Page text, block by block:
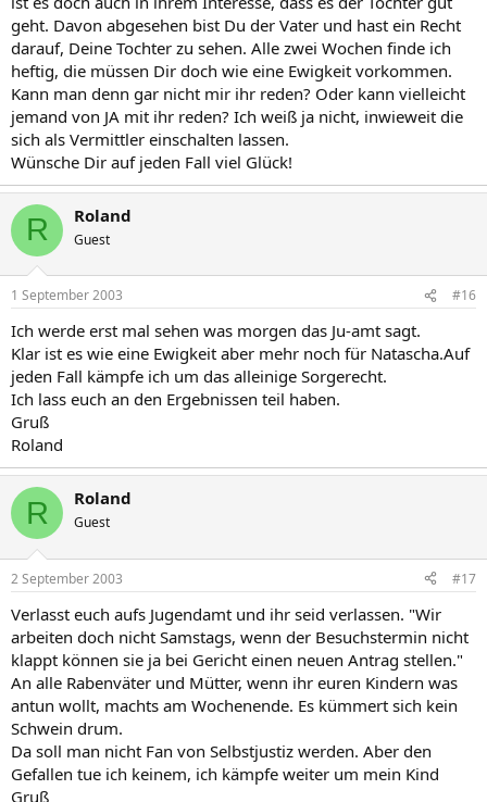
geht. Davon abgesehen bist Du der Vater und hast ein Recht
darauf, Deine Tochter zu sehen. Alle zwei Wochen finde ich
heftig, die müssen Dir doch wie eine Ewigkeit vorkommen.
Kann man denn gar nicht mir ihr reden? Oder kann vielleicht
jemand von JA mit ihr reden? Ich weiß ja nicht, inwieweit die
sich als Vermittler einschalten lassen.
Wünsche Dir auf jeden Fall viel Glück!
R Roland
Guest
1 September 2003 #16
Ich werde erst mal sehen was morgen das Ju-amt sagt.
Klar ist es wie eine Ewigkeit aber mehr noch für Natascha.Auf
jeden Fall kämpfe ich um das alleinige Sorgerecht.
Ich lass euch an den Ergebnissen teil haben.
Gruß
Roland
R Roland
Guest
2 September 2003 #17
Verlasst euch aufs Jugendamt und ihr seid verlassen. "Wir
arbeiten doch nicht Samstags, wenn der Besuchstermin nicht
klappt können sie ja bei Gericht einen neuen Antrag stellen."
An alle Rabenväter und Mütter, wenn ihr euren Kindern was
antun wollt, machts am Wochenende. Es kümmert sich kein
Schwein drum.
Da soll man nicht Fan von Selbstjustiz werden. Aber den
Gefallen tue ich keinem, ich kämpfe weiter um mein Kind
Gruß